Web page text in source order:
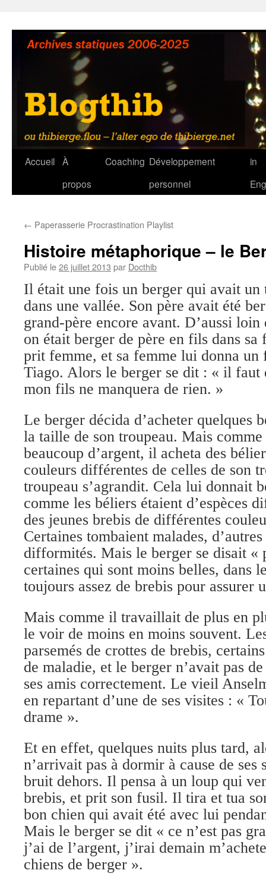
contenu
Accueil À
propos
Coaching Développement
personnel
in
← Paperasserie Procrastination Playlist
Histoire métaphorique – le
Publié le26 juillet 2013 par Docthib
Il était une fois un berger qui avait un
dans une vallée. Son père avait été
grand-père encore avant. D’aussi loin
on était berger de père en fils dans
prit femme, et sa femme lui donna un
Tiago. Alors le berger se dit : « il faut
mon fils ne manquera de rien. »
Le berger décida d’acheter quelques
la taille de son troupeau. Mais
beaucoup d’argent, il acheta des
couleurs différentes de celles de son
troupeau s’agrandit. Cela lui donnait
comme les béliers étaient d’espèces
des jeunes brebis de différentes
Certaines tombaient malades,
difformités. Mais le berger se disait «
certaines qui sont moins belles, dans
toujours assez de brebis pour assurer
Mais comme il travaillait de plus en
le voir de moins en moins souvent.
parsemés de crottes de brebis,
de maladie, et le berger n’avait pas
ses amis correctement. Le vieil
en repartant d’une de ses visites : «
drame ».
Et en effet, quelques nuits plus tard,
n’arrivait pas à dormir à cause de
bruit dehors. Il pensa à un loup qui
brebis, et prit son fusil. Il tira et tua
bon chien qui avait été avec lui
Mais le berger se dit « ce n’est pas
j’ai de l’argent, j’irai demain
chiens de berger ».